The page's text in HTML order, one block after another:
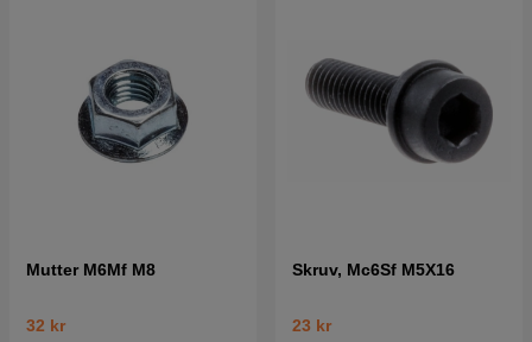
Mutter M6Mf M8
32 kr
Skruv, Mc6Sf M5X16
23 kr